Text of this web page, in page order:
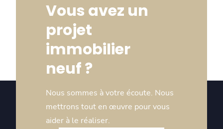
Vous avez un
projet
immobilier
neuf ?
Nous sommes à votre écoute. Nous
mettrons tout en œuvre pour vous
aider à le réaliser.